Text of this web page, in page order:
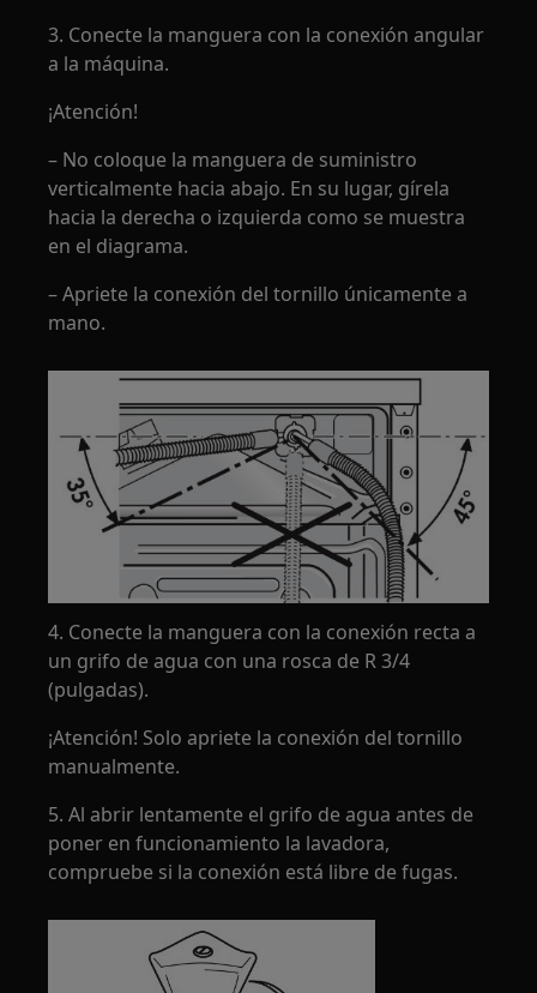
3. Conecte la manguera con la conexión angular
a la máquina.
¡Atención!
– No coloque la manguera de suministro
verticalmente hacia abajo. En su lugar, gírela
hacia la derecha o izquierda como se muestra
en el diagrama.
– Apriete la conexión del tornillo únicamente a
mano.
4. Conecte la manguera con la conexión recta a
un grifo de agua con una rosca de R 3/4
(pulgadas).
¡Atención! Solo apriete la conexión del tornillo
manualmente.
5. Al abrir lentamente el grifo de agua antes de
poner en funcionamiento la lavadora,
compruebe si la conexión está libre de fugas.